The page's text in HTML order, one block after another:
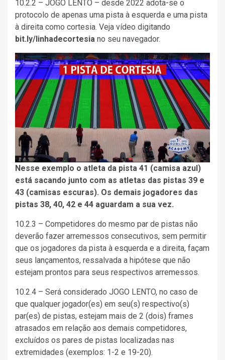
10.2.2 – JOGO LENTO – desde 2022 adota-se o
protocolo de apenas uma pista à esquerda e uma pista
à direita como cortesia. Veja vídeo digitando
bit.ly/linhadecortesia no seu navegador.
Nesse exemplo o atleta da pista 41 (camisa azul)
está sacando junto com as atletas das pistas 39 e
43 (camisas escuras). Os demais jogadores das
pistas 38, 40, 42 e 44 aguardam a sua vez.
10.2.3 – Competidores do mesmo par de pistas não
deverão fazer arremessos consecutivos, sem permitir
que os jogadores da pista à esquerda e a direita, façam
seus lançamentos, ressalvada a hipótese que não
estejam prontos para seus respectivos arremessos.
10.2.4 – Será considerado JOGO LENTO, no caso de
que qualquer jogador(es) em seu(s) respectivo(s)
par(es) de pistas, estejam mais de 2 (dois) frames
atrasados em relação aos demais competidores,
excluídos os pares de pistas localizadas nas
extremidades (exemplos: 1-2 e 19-20).